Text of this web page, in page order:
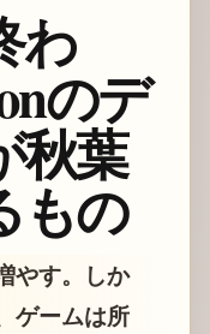
わ
のデ
秋葉
もの
やす。しか
ゲームは所